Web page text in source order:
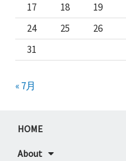
17
18 19
24
25 26
31
« 7月
HOME
About